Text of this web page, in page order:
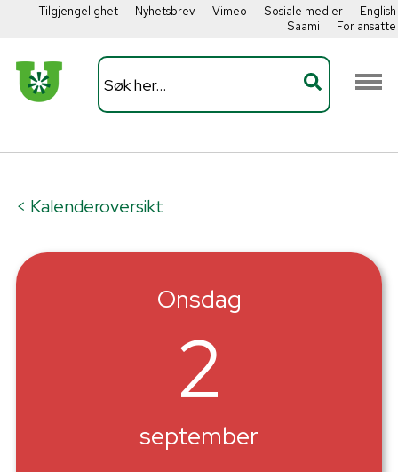
Tilgjengelighet Nyhetsbrev Vimeo Sosiale medier
English
Saami
For ansatte
< Kalenderoversikt
Onsdag
2
september